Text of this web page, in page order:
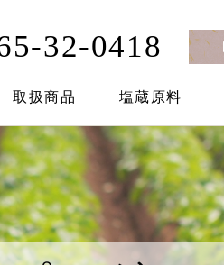
32-0418
取扱商品 塩蔵原料